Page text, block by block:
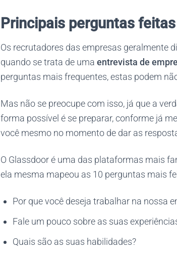
Principais perguntas feitas
Os recrutadores das empresas geralmente
quando se trata de uma entrevista de
perguntas mais frequentes, estas podem
Mas não se preocupe com isso, já que a
forma possível é se preparar, conforme já
você mesmo no momento de dar as
O Glassdoor é uma das plataformas mais
ela mesma mapeou as 10 perguntas mais
Por que você deseja trabalhar na nossa
Fale um pouco sobre as suas
Quais são as suas habilidades?